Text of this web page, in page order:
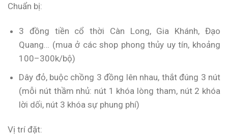
Chuẩn bị:
3 đồng tiền cổ thời Càn Long, Gia Khánh, Đạo
Quang… (mua ở các shop phong thủy uy tín, khoảng
100–300k/bộ)
Dây đỏ, buộc chồng 3 đồng lên nhau, thắt đúng 3 nút
(mỗi nút thầm nhủ: nút 1 khóa lòng tham, nút 2 khóa
lời dối, nút 3 khóa sự phung phí)
Vị trí đặt: